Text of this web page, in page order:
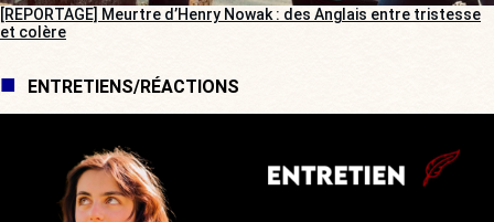
[REPORTAGE] Meurtre d’Henry Nowak : des Anglais entre tristesse
et colère
ENTRETIENS/RÉACTIONS